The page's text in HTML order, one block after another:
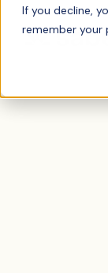
If you decline,
remember your